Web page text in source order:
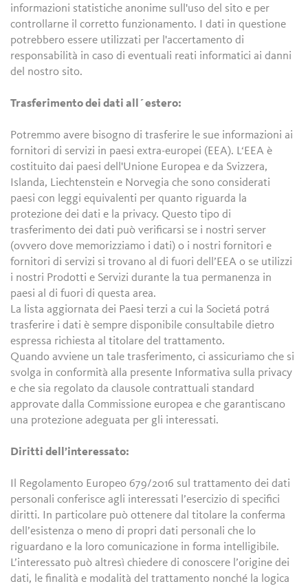
informazioni statistiche anonime sull'uso del sito e per
controllarne il corretto funzionamento. I dati in questione
potrebbero essere utilizzati per l'accertamento di
responsabilità in caso di eventuali reati informatici ai danni
del nostro sito.
Trasferimento dei dati all´estero:
Potremmo avere bisogno di trasferire le sue informazioni ai
fornitori di servizi in paesi extra-europei (EEA). L‘EEA è
costituito dai paesi dell'Unione Europea e da Svizzera,
Islanda, Liechtenstein e Norvegia che sono considerati
paesi con leggi equivalenti per quanto riguarda la
protezione dei dati e la privacy. Questo tipo di
trasferimento dei dati può verificarsi se i nostri server
(ovvero dove memorizziamo i dati) o i nostri fornitori e
fornitori di servizi si trovano al di fuori dell’EEA o se utilizzi
i nostri Prodotti e Servizi durante la tua permanenza in
paesi al di fuori di questa area.
La lista aggiornata dei Paesi terzi a cui la Societá potrá
trasferire i dati è sempre disponibile consultabile dietro
espressa richiesta al titolare del trattamento.
Quando avviene un tale trasferimento, ci assicuriamo che si
svolga in conformità alla presente Informativa sulla privacy
e che sia regolato da clausole contrattuali standard
approvate dalla Commissione europea e che garantiscano
una protezione adeguata per gli interessati.
Diritti dell’interessato:
Il Regolamento Europeo 679/2016 sul trattamento dei dati
personali conferisce agli interessati l’esercizio di specifici
diritti. In particolare può ottenere dal titolare la conferma
dell’esistenza o meno di propri dati personali che lo
riguardano e la loro comunicazione in forma intelligibile.
L’interessato può altresì chiedere di conoscere l’origine dei
dati, le finalità e modalità del trattamento nonché la logica